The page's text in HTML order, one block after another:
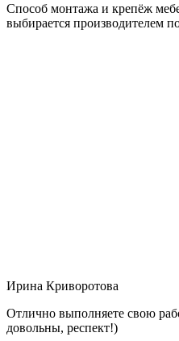
Способ монтажа и крепёж
выбирается производителем
Ирина Криворотова
Отлично выполняете свою
довольны, респект!)